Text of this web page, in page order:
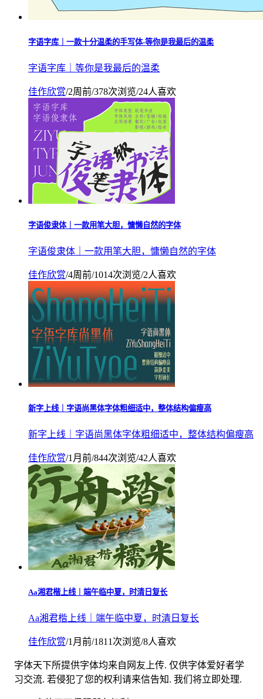
字语字库｜一款十分温柔的手写体-等你是我最后的温柔
字语字库｜等你是我最后的温柔
佳作欣赏/2周前/378次浏览/24人喜欢
字语俊隶体｜一款用笔大胆，慵懒自然的字体
字语俊隶体｜一款用笔大胆，慵懒自然的字体
佳作欣赏/4周前/1014次浏览/2人喜欢
新字上线｜字语尚黑体字体粗细适中，整体结构偏瘦高
新字上线｜字语尚黑体字体粗细适中，整体结构偏瘦高
佳作欣赏/1月前/844次浏览/42人喜欢
Aa湘君楷上线｜端午临中夏，时清日复长
Aa湘君楷上线｜端午临中夏，时清日复长
佳作欣赏/1月前/1811次浏览/8人喜欢
字体天下所提供字体均来自网友上传. 仅供字体爱好者学
习交流. 若侵犯了您的权利请来信告知. 我们将立即处理.